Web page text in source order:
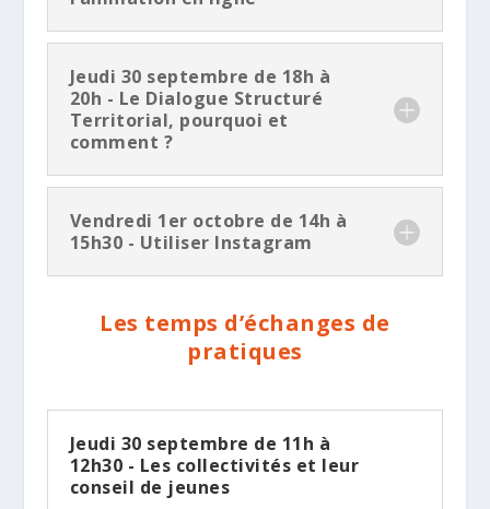
Jeudi 30 septembre de 18h à
20h - Le Dialogue Structuré
Territorial, pourquoi et
comment ?
Vendredi 1er octobre de 14h à
15h30 - Utiliser Instagram
Les temps d’échanges de
pratiques
Jeudi 30 septembre de 11h à
12h30 - Les collectivités et leur
conseil de jeunes